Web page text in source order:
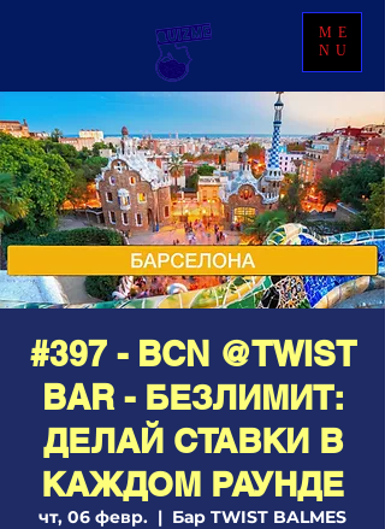
ME
NU
#397 - BCN @TWIST
BAR - БЕЗЛИМИТ:
ДЕЛАЙ СТАВКИ В
КАЖДОМ РАУНДЕ
чт, 06 февр.
  |
Бар TWIST BALMES